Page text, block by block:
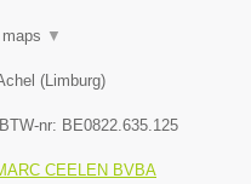
▼
( Limburg)
BTW-nr: BE0822.635.125
CEELEN BVBA